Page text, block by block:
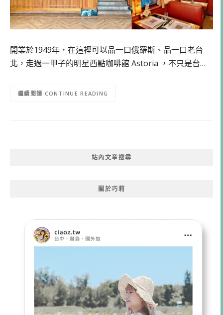
開業於1949年，在這裡可以品一口俄羅斯、品一口老台
北，走過一甲子的明星西點咖啡館 Astoria ，不只是台…
CONTINUE READING
站內文章搜尋
關於巧莉